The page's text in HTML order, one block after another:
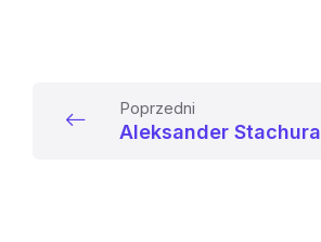
Poprzedni
Aleksander Stachura